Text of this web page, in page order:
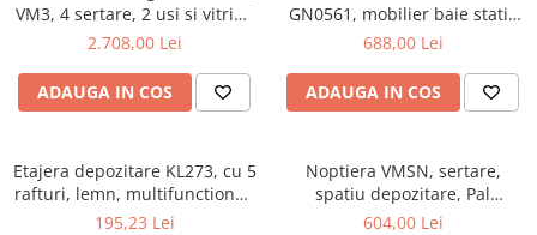
VM3, 4 sertare, 2 usi si vitrina
suprapozabila VMN4, 2 usi, 2
insertii MDF, Nuc
2.708,00 Lei
ADAUGA IN COS
GN0561, mobilier baie stativ
50 cm, front MDF, 2 usi, 2
reglabile, alb/antracit
688,00 Lei
ADAUGA IN COS
Etajera depozitare KL273, cu 5
rafturi, lemn, multifunctional,
natur
195,23 Lei
Noptiera VMSN, sertare,
spatiu depozitare, Pal
Melaminat, insertii MDF, Nuc
604,00 Lei